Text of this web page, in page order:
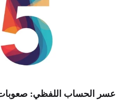
عسر الحساب اللفظي: صعوبات